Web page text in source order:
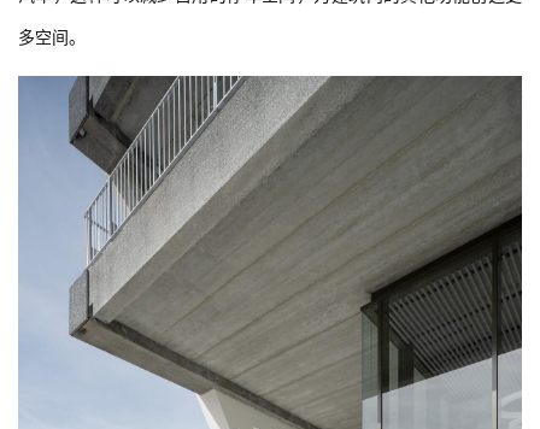
多空间。